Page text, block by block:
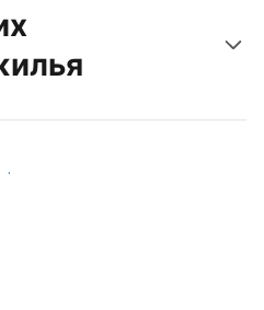
владельцам жилья